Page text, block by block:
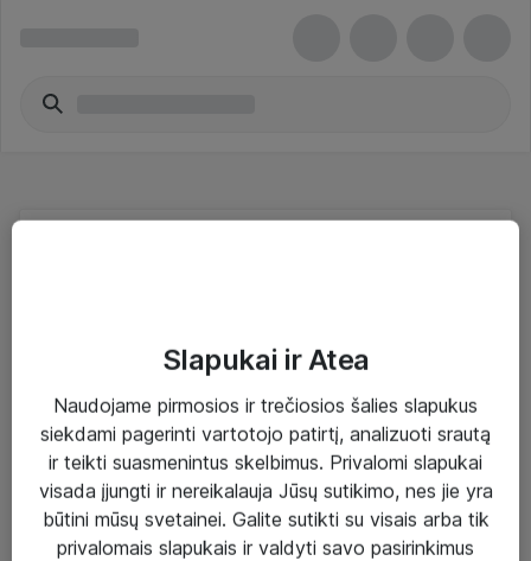
Sprendimai ir paslaugos
Paslaugos
Sprendimai
Slapukai ir Atea
Naudojame pirmosios ir trečiosios šalies slapukus
siekdami pagerinti vartotojo patirtį, analizuoti srautą
ir teikti suasmenintus skelbimus. Privalomi slapukai
visada įjungti ir nereikalauja Jūsų sutikimo, nes jie yra
būtini mūsų svetainei. Galite sutikti su visais arba tik
privalomais slapukais ir valdyti savo pasirinkimus